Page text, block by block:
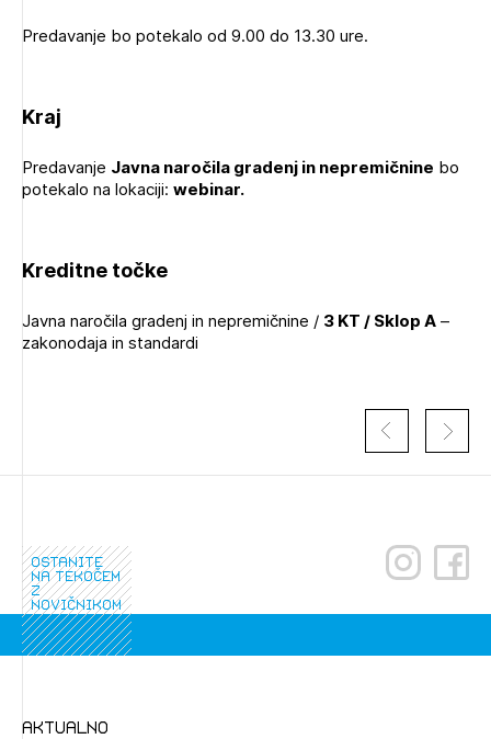
registriranim uporabnikom. Da lahko do nje
PRIJAVITE SE REGISTRIRAJTE SE
Predavanje bo potekalo od 9.00 do 13.30 ure.
Kraj
Predavanje Javna naročila gradenj in nepremičnine bo
potekalo na lokaciji: webinar.
Kreditne točke
Javna naročila gradenj in nepremičnine / 3 KT / Sklop A–
zakonodaja in standardi
ostanite
na tekočem
z
novičnikom
aktualno